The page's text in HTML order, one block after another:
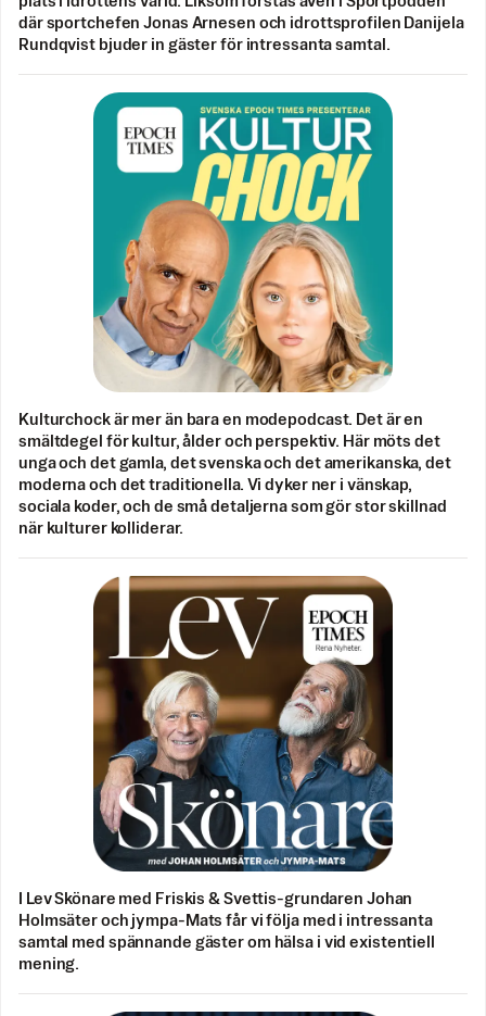
där sportchefen Jonas Arnesen och idrottsprofilen Danijela
Rundqvist bjuder in gäster för intressanta samtal.
Kulturchock är mer än bara en modepodcast. Det är en
smältdegel för kultur, ålder och perspektiv. Här möts det
unga och det gamla, det svenska och det amerikanska, det
moderna och det traditionella. Vi dyker ner i vänskap,
sociala koder, och de små detaljerna som gör stor skillnad
när kulturer kolliderar.
I Lev Skönare med Friskis & Svettis-grundaren Johan
Holmsäter och jympa-Mats får vi följa med i intressanta
samtal med spännande gäster om hälsa i vid existentiell
mening.